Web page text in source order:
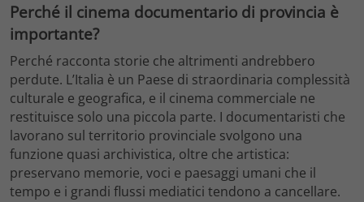
Perché il cinema documentario di provincia è
importante?
Perché racconta storie che altrimenti andrebbero
perdute. L’Italia è un Paese di straordinaria complessità
culturale e geografica, e il cinema commerciale ne
restituisce solo una piccola parte. I documentaristi che
lavorano sul territorio provinciale svolgono una
funzione quasi archivistica, oltre che artistica:
preservano memorie, voci e paesaggi umani che il
tempo e i grandi flussi mediatici tendono a cancellare.